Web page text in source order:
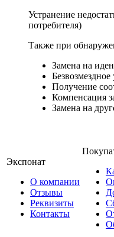
Устранение
потребителя)
Также при
Замена на
Безвозмездное
Получение
Компенсация
Замена на
Экспонат
О компании
Отзывы
Реквизиты
Контакты